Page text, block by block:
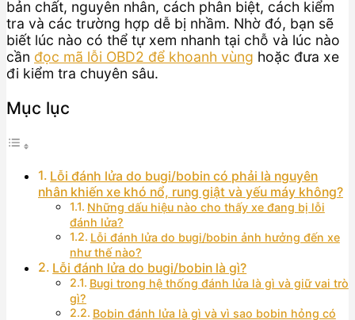
bản chất, nguyên nhân, cách phân biệt, cách kiểm
tra và các trường hợp dễ bị nhầm. Nhờ đó, bạn sẽ
biết lúc nào có thể tự xem nhanh tại chỗ và lúc nào
cần đọc mã lỗi OBD2 để khoanh vùng hoặc đưa xe
đi kiểm tra chuyên sâu.
Mục lục
Lỗi đánh lửa do bugi/bobin có phải là nguyên
nhân khiến xe khó nổ, rung giật và yếu máy không?
Những dấu hiệu nào cho thấy xe đang bị lỗi
đánh lửa?
Lỗi đánh lửa do bugi/bobin ảnh hưởng đến xe
như thế nào?
Lỗi đánh lửa do bugi/bobin là gì?
Bugi trong hệ thống đánh lửa là gì và giữ vai trò
gì?
Bobin đánh lửa là gì và vì sao bobin hỏng có